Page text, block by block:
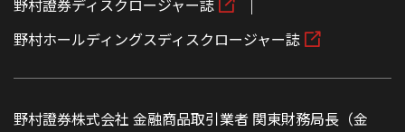
野村ホールディングスディスクロージャー誌
野村證券株式会社 金融商品取引業者 関東財務局長（金